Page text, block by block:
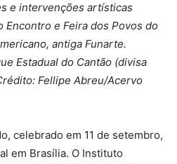
e intervenções artísticas
Encontro e Feira dos Povos do
antiga Funarte.
Estadual do Cantão (divisa
Fellipe Abreu/Acervo
celebrado em 11 de setembro,
em Brasília. O Instituto